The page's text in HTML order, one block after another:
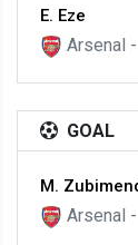
E. Eze
Arsenal
GOAL
M.
Arsenal